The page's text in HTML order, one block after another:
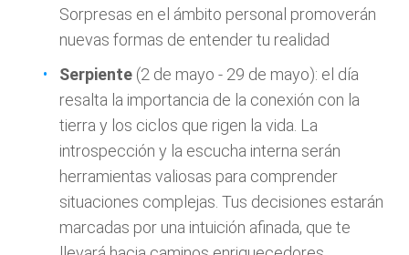
Sorpresas en el ámbito personal promoverán
nuevas formas de entender tu realidad
Serpiente (2 de mayo - 29 de mayo): el día
resalta la importancia de la conexión con la
tierra y los ciclos que rigen la vida. La
introspección y la escucha interna serán
herramientas valiosas para comprender
situaciones complejas. Tus decisiones estarán
marcadas por una intuición afinada, que te